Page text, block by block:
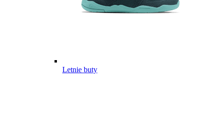
Letnie buty